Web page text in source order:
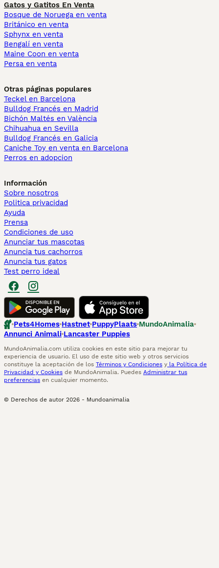
Gatos y Gatitos En Venta
Bosque de Noruega en venta
Británico en venta
Sphynx en venta
Bengalí en venta
Maine Coon en venta
Persa en venta
Otras páginas populares
Teckel en Barcelona
Bulldog Francés en Madrid
Bichón Maltés en València
Chihuahua en Sevilla
Bulldog Francés en Galicia
Caniche Toy en venta en Barcelona
Perros en adopcion
Información
Sobre nosotros
Politica privacidad
Ayuda
Prensa
Condiciones de uso
Anunciar tus mascotas
Anuncia tus cachorros
Anuncia tus gatos
Test perro ideal
Pets4Homes Hastnet PuppyPlaats MundoAnimalia
Annunci Animali Lancaster Puppies
MundoAnimalia.com utiliza cookies en este sitio para mejorar tu
experiencia de usuario. El uso de este sitio web y otros servicios
constituye la aceptación de los Términos y Condiciones y la Política de
Privacidad y Cookies de MundoAnimalia. Puedes Administrar tus
preferencias en cualquier momento.
© Derechos de autor 2026 - Mundoanimalia